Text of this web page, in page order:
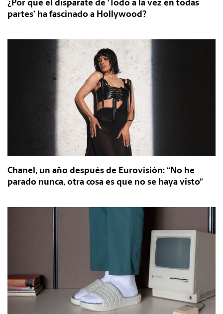
partes’ ha fascinado a Hollywood?
Chanel, un año después de Eurovisión: “No he
parado nunca, otra cosa es que no se haya visto”